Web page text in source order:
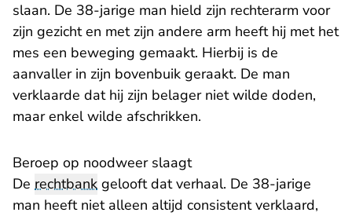
slaan. De 38-jarige man hield zijn rechterarm voor
zijn gezicht en met zijn andere arm heeft hij met het
mes een beweging gemaakt. Hierbij is de
aanvaller in zijn bovenbuik geraakt. De man
verklaarde dat hij zijn belager niet wilde doden,
maar enkel wilde afschrikken.
Beroep op noodweer slaagt
De rechtbank gelooft dat verhaal. De 38-jarige
man heeft niet alleen altijd consistent verklaard,